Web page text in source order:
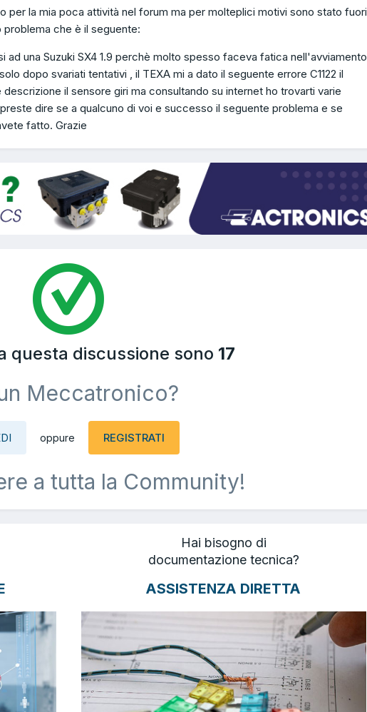
per la mia poca attività nel forum ma per molteplici motivi sono stato fuori
che è il seguente:
ad una Suzuki SX4 1.9 perchè molto spesso faceva fatica nell'avviamento
dopo svariati tentativi , il TEXA mi a dato il seguente errore C1122 il
il sensore giri ma consultando su internet ho trovarti varie
dire se a qualcuno di voi e successo il seguente problema e se
fatto. Grazie
questa discussione sono 17
Meccatronico?
oppure REGISTRATI
a tutta la Community!
Hai bisogno di
documentazione tecnica?
ASSISTENZA DIRETTA